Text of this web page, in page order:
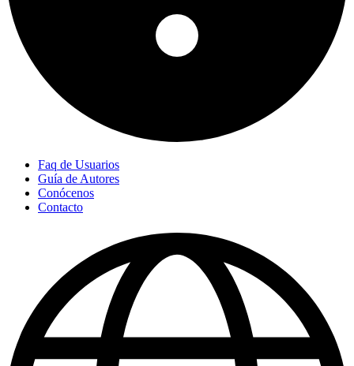
Faq de Usuarios
Guía de Autores
Conócenos
Contacto